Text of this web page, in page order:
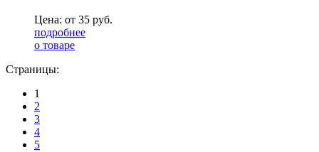
Цена: от 35 руб.
подробнее
о товаре
Страницы:
1
2
3
4
5